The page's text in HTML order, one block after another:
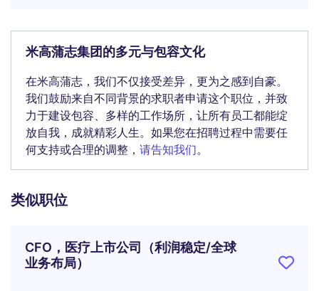
米高蒲志集团的多元与包容文化
在米高蒲志，我们不仅接受差异，更为之感到自豪。
我们鼓励来自不同背景的求职者申请这个职位，并致
力于建设包容、多样的工作场所，让所有员工都能绽
放自我，成就精彩人生。如果您在招聘过程中需要任
何支持或合理的调整， 请告知我们。
类似职位
CFO，医疗上市公司（利润稳定/全球
业务布局）